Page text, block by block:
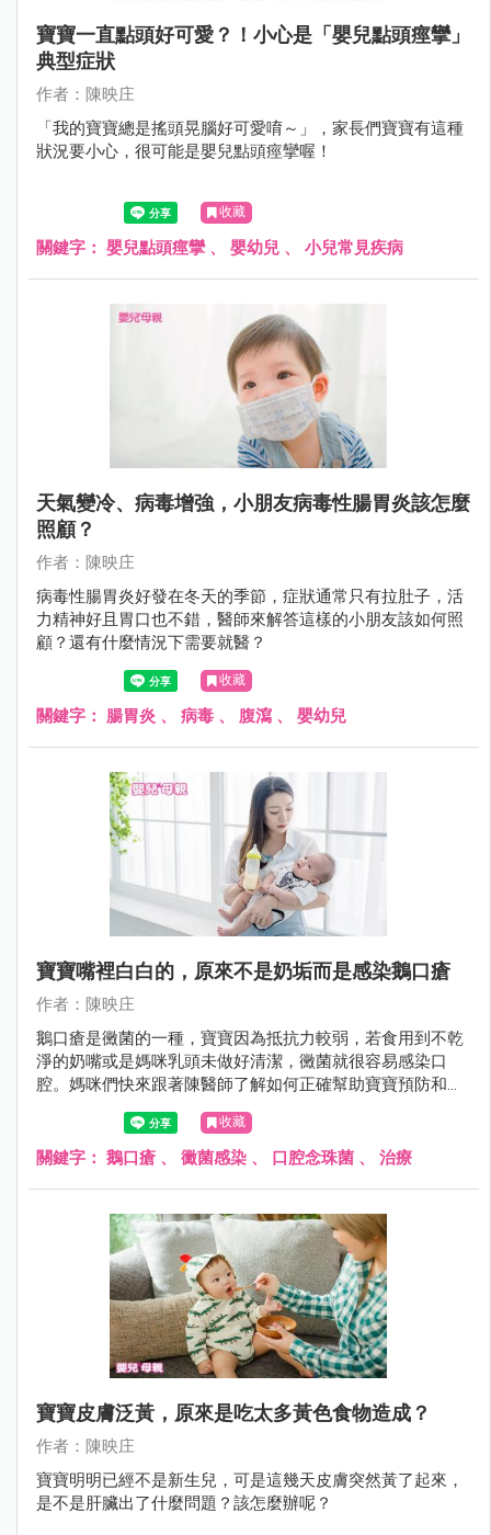
寶寶一直點頭好可愛？！小心是「嬰兒點頭痙攣」
典型症狀
作者：陳映庄
「我的寶寶總是搖頭晃腦好可愛唷～」，家長們寶寶有這種
狀況要小心，很可能是嬰兒點頭痙攣喔！
收藏
關鍵字： 嬰兒點頭痙攣、 嬰幼兒 、 小兒常見疾病
天氣變冷、病毒增強，小朋友病毒性腸胃炎該怎麼
照顧？
作者：陳映庄
病毒性腸胃炎好發在冬天的季節，症狀通常只有拉肚子，活
力精神好且胃口也不錯，醫師來解答這樣的小朋友該如何照
顧？還有什麼情況下需要就醫？
收藏
關鍵字： 腸胃炎 、 病毒 、 腹瀉 、 嬰幼兒
寶寶嘴裡白白的，原來不是奶垢而是感染鵝口瘡
作者：陳映庄
鵝口瘡是黴菌的一種，寶寶因為抵抗力較弱，若食用到不乾
淨的奶嘴或是媽咪乳頭未做好清潔，黴菌就很容易感染口
腔。媽咪們快來跟著陳醫師了解如何正確幫助寶寶預防和治
療鵝口瘡的方針。
收藏
關鍵字： 鵝口瘡 、 黴菌感染 、 口腔念珠菌 、 治療
寶寶皮膚泛黃，原來是吃太多黃色食物造成？
作者：陳映庄
寶寶明明已經不是新生兒，可是這幾天皮膚突然黃了起來，
是不是肝臟出了什麼問題？該怎麼辦呢？